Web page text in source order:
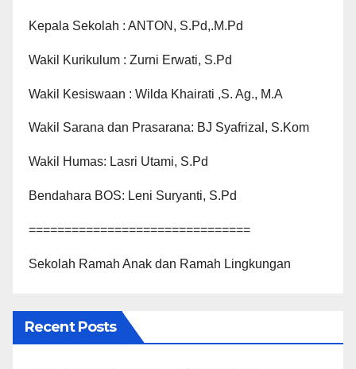
Kepala Sekolah : ANTON, S.Pd,.M.Pd
Wakil Kurikulum : Zurni Erwati, S.Pd
Wakil Kesiswaan : Wilda Khairati ,S. Ag., M.A
Wakil Sarana dan Prasarana: BJ Syafrizal, S.Kom
Wakil Humas: Lasri Utami, S.Pd
Bendahara BOS: Leni Suryanti, S.Pd
===============================
Sekolah Ramah Anak dan Ramah Lingkungan
Recent Posts